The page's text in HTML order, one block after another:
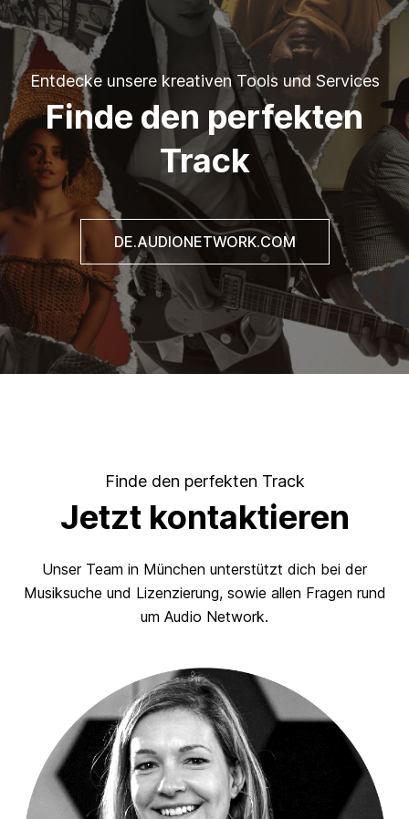
Entdecke unsere kreativen Tools und Services
Finde den perfekten
Track
DE.AUDIONETWORK.COM
Finde den perfekten Track
Jetzt kontaktieren
Unser Team in München unterstützt dich bei der
Musiksuche und Lizenzierung, sowie allen Fragen rund
um Audio Network.